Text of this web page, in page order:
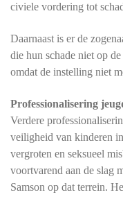
civiele vordering tot
Daarnaast is er de
die hun schade niet op
omdat de instelling niet
Professionalisering
Verdere
veiligheid van kinderen
vergroten en seksueel
voortvarend aan de slag
Samson op dat terrein.